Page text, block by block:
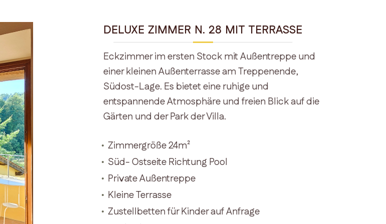
DELUXE ZIMMER N. 28 MIT TERRASSE
Eckzimmer im ersten Stock mit Außentreppe und
einer kleinen Außenterrasse am Treppenende,
Südost-Lage. Es bietet eine ruhige und
entspannende Atmosphäre und freien Blick auf die
Gärten und der Park der Villa.
Zimmergröße 24m²
Süd- Ostseite Richtung Pool
Private Außentreppe
Kleine Terrasse
Zustellbetten für Kinder auf Anfrage